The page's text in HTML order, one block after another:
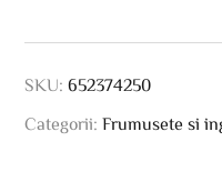
SKU:652374250
Categorii:Frumusete si